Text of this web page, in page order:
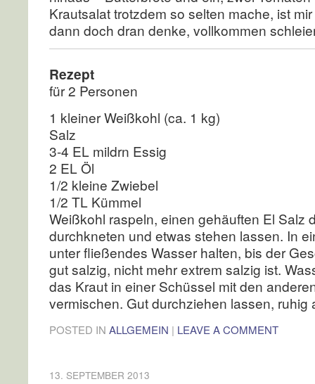
Krautsalat trotzdem so selten mache, ist
dann doch dran denke, vollkommen
Rezept
für 2 Personen
1 kleiner Weißkohl (ca. 1 kg)
Salz
3-4 EL mildrn Essig
2 EL Öl
1/2 kleine Zwiebel
1/2 TL Kümmel
Weißkohl raspeln, einen gehäuften El Salz
durchkneten und etwas stehen lassen. In
unter fließendes Wasser halten, bis der
gut salzig, nicht mehr extrem salzig ist.
das Kraut in einer Schüssel mit den
vermischen. Gut durchziehen lassen, ruhig
POSTED IN ALLGEMEIN | LEAVE A COMMENT
13. SEPTEMBER 2013